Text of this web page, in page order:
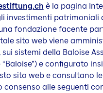
è la pagina
investimenti patrimoniali
fondazione facente
tale sito web viene
sistemi della Baloise
e configurato
sito web e consultano
alle seguenti